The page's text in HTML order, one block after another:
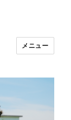
メニュー